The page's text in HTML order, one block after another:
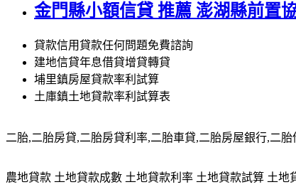
金門縣小額信貸 推薦 澎湖縣前置
貸款信用貸款任何問題免費諮詢
建地信貸年息借貸增貸轉貸
埔里鎮房屋貸款率利試算
土庫鎮土地貸款率利試算表
二胎,二胎房貸,二胎房貸利率,二胎車貸,二胎房屋銀行,二胎
農地貸款 土地貸款成數 土地貸款利率 土地貸款試算 土地